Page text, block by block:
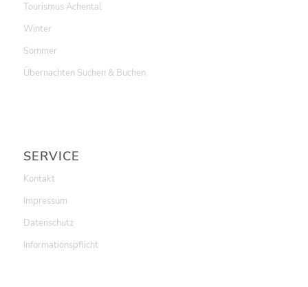
Tourismus Achental
Winter
Sommer
Übernachten Suchen & Buchen
SERVICE
Kontakt
Impressum
Datenschutz
Informationspflicht